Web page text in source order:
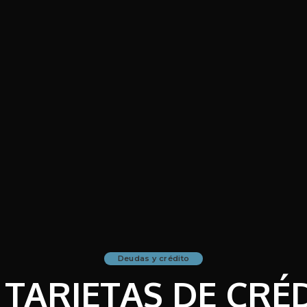
Deudas y crédito
DE